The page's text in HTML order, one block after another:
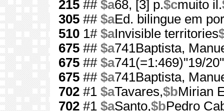
215 ## $a68, [3] p.$cmuito il.
305 ## $aEd. bilingue em
510 1# $aInvisible territories
675 ## $a741Baptista,
675 ## $a741(=1:469)"19/
675 ## $a741Baptista,
702 #1 $aTavares,$bMirian
702 #1 $aSanto,$bPedro